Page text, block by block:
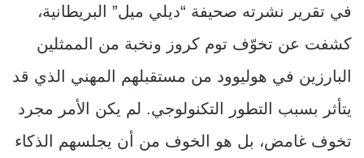
في تقرير نشرته صحيفة “ديلي ميل” البريطانية،
كشفت عن تخوّف توم كروز ونخبة من الممثلين
البارزين في هوليوود من مستقبلهم المهني الذي قد
يتأثر بسبب التطور التكنولوجي. لم يكن الأمر مجرد
تخوف غامض، بل هو الخوف من أن يجلسهم الذكاء